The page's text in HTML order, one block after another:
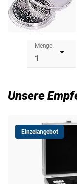
✔Packungsinhalt:
Menge
Unsere
Einzelangebot